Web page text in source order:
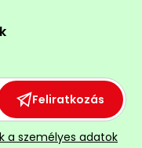
Feliratkozás
a személyes adatok